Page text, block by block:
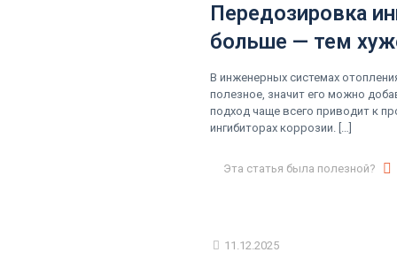
Передозировка
больше — тем
В инженерных системах
полезное, значит его можно
подход чаще всего приводит к
ингибиторах коррозии. […]
Эта статья была полезной?
11.12.2025